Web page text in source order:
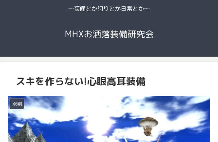
〜装備とか狩りとか日常とか〜
MHXお洒落装備研究会
スキを作らない!心眼高耳装備
双剣